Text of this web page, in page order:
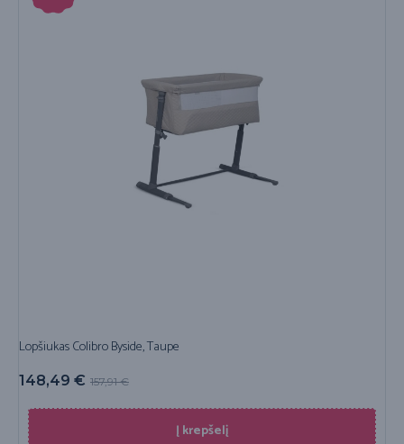
Lopšiukas Colibro Byside, Taupe
157,91€
148,49 €
Į krepšelį